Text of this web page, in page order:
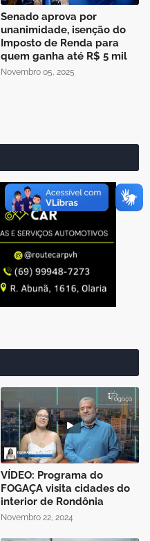
Senado aprova por
unanimidade, isenção do
Imposto de Renda para
quem ganha até R$ 5 mil
Novembro 05, 2025
VÍDEO: Programa do
FOGAÇA visita cidades do
interior de Rondônia
Novembro 22, 2024